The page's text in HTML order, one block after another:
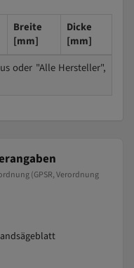
Breite
[mm]
Dicke
[mm]
oder "Alle Hersteller",
(GPSR, Verordnung